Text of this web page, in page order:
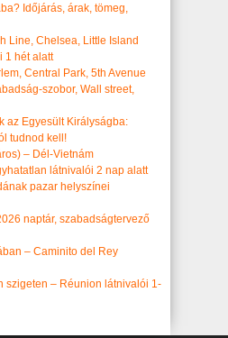
Időjárás, árak, tömeg,
Line, Chelsea, Little Island
1 hét alatt
Central Park, 5th Avenue
szobor, Wall street,
az Egyesült Királyságba:
tudnod kell!
– Dél-Vietnám
látnivalói 2 nap alatt
pazar helyszínei
naptár, szabadságtervező
– Caminito del Rey
szigeten – Réunion látnivalói 1-